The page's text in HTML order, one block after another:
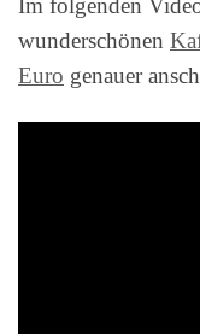
wunderschönen
Euro genauer